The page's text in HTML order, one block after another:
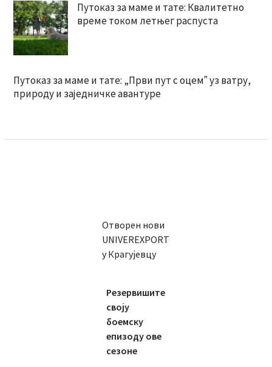
Путоказ за маме и тате: Квалитетно
време током летњег распуста
Путоказ за маме и тате: „Први пут с оцемˮ уз ватру,
природу и заједничке авантуре
Отворен нови
UNIVEREXPORT
у Крагујевцу
Резервишите
своју
боемску
епизоду ове
сезоне